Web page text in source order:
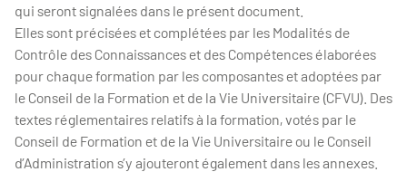
qui seront signalées dans le présent document.
Elles sont précisées et complétées par les Modalités de
Contrôle des Connaissances et des Compétences élaborées
pour chaque formation par les composantes et adoptées par
le Conseil de la Formation et de la Vie Universitaire (CFVU). Des
textes réglementaires relatifs à la formation, votés par le
Conseil de Formation et de la Vie Universitaire ou le Conseil
d’Administration s’y ajouteront également dans les annexes.